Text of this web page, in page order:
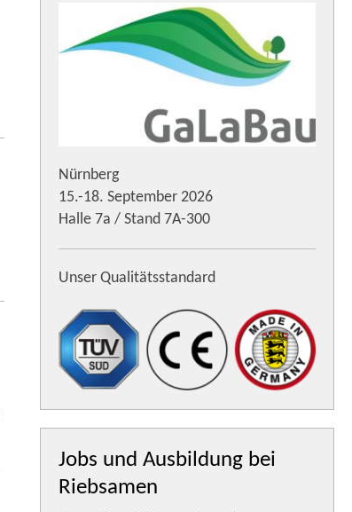
Nürnberg
15.-18. September 2026
Halle 7a / Stand 7A-300
Unser Qualitätsstandard
Jobs und Ausbildung bei
Riebsamen